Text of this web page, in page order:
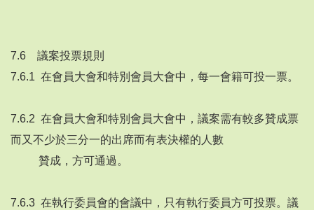
7.6 議案投票規則
7.6.1 在會員大會和特別會員大會中，每一會籍可投一票。
7.6.2 在會員大會和特別會員大會中，議案需有較多贊成票
而又不少於三分一的出席而有表決權的人數
贊成，方可通過。
7.6.3 在執行委員會的會議中，只有執行委員方可投票。議